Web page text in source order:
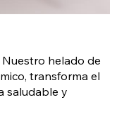
Nuestro helado de
transforma el
saludable y